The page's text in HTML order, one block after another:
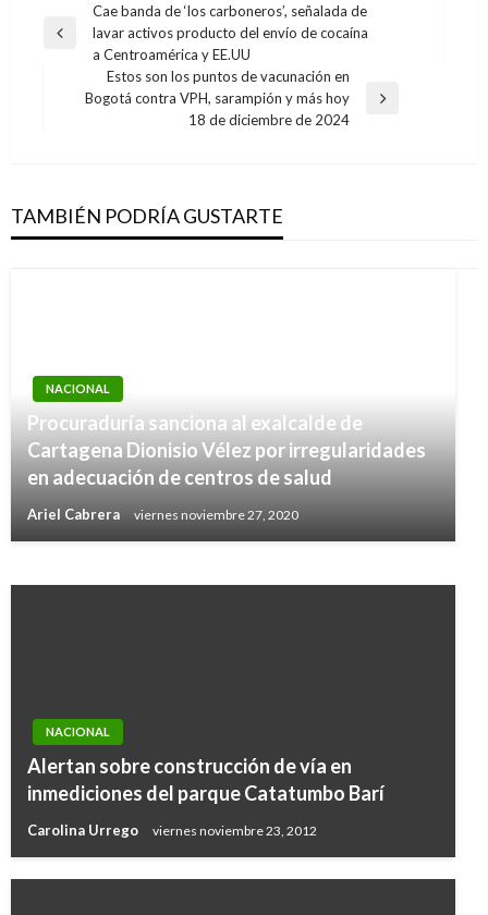
Navegación
de
entradas
Entrada
anterior
Cae banda de ‘los carboneros’, señalada de
lavar activos producto del envío de cocaína
a Centroamérica y EE.UU
Entrada
Estos son los puntos de vacunación en
Bogotá contra VPH, sarampión y más hoy
18 de diciembre de 2024
TAMBIÉN PODRÍA GUSTARTE
NACIONAL
Procuraduría sanciona al exalcalde de
Cartagena Dionisio Vélez por irregularidades
en adecuación de centros de salud
Ariel Cabrera viernes noviembre 27, 2020
‘Con el catastro multipropósito
identificaremos nuevas capacidades
NACIONAL
Alertan sobre construcción de vía en
inmediciones del parque Catatumbo Barí
Carolina Urrego viernes noviembre 23, 2012